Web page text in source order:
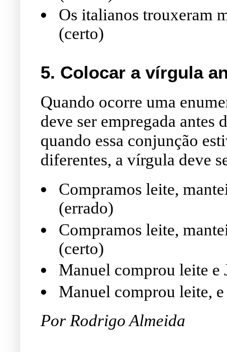
Os italianos trouxeram
(certo)
5. Colocar a vírgula
Quando ocorre uma
deve ser empregada antes
quando essa conjunção
diferentes, a vírgula deve
Compramos leite,
(errado)
Compramos leite,
(certo)
Manuel comprou leite e
Manuel comprou leite,
Por Rodrigo Almeida